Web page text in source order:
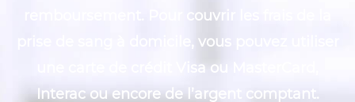
remboursement. Pour couvrir les frais de la
prise de sang à domicile, vous pouvez utiliser
une carte de crédit Visa ou MasterCard,
Interac ou encore de l’argent comptant.